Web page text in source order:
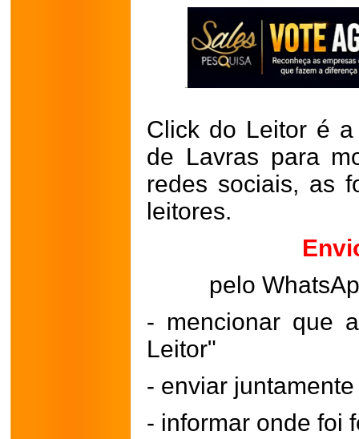
Click do Leitor é
de Lavras para
redes sociais, as
leitores.
pelo
- mencionar que
Leitor"
- enviar
- informar onde foi